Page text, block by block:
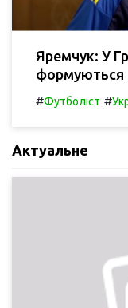
Яремчук: У
формуються
#Футболіст #
Актуальне